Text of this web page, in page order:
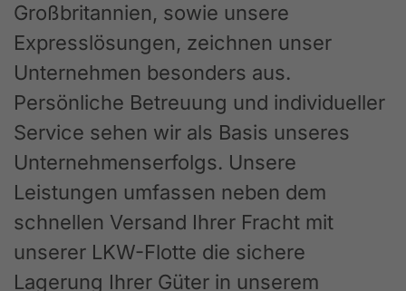
Großbritannien, sowie unsere
Expresslösungen, zeichnen unser
Unternehmen besonders aus.
Persönliche Betreuung und individueller
Service sehen wir als Basis unseres
Unternehmenserfolgs. Unsere
Leistungen umfassen neben dem
schnellen Versand Ihrer Fracht mit
unserer LKW-Flotte die sichere
Lagerung Ihrer Güter in unserem